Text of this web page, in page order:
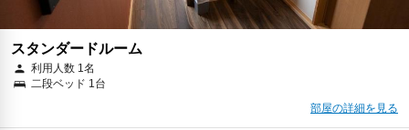
スタンダードルーム
利用人数 1名
二段ベッド 1台
部屋の詳細を見る